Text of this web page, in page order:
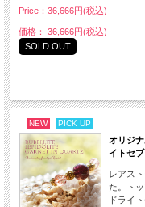
Price：36,666円(税込)
価格： 36,666円(税込)
SOLD OUT
NEW PICK UP
オリジ
イトセ
レアス
た。ト
ドライ